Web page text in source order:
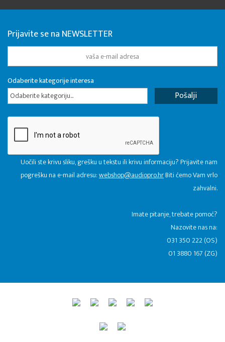
Prijavite se na NEWSLETTER
Odaberite kategorije interesa
Odaberite kategoriju...
Uočili ste krivu sliku, grešku u tekstu ili krivu informaciju? Prijavite nam
pogrešku na e-mail adresu:webshop@audiopro.hrBiti ćemo Vam vrlo
zahvalni.
​Imate pitanje, trebate pomoć?
Nazovite nas na:
031 350 222 (OS)
01 3880 167 (ZG)